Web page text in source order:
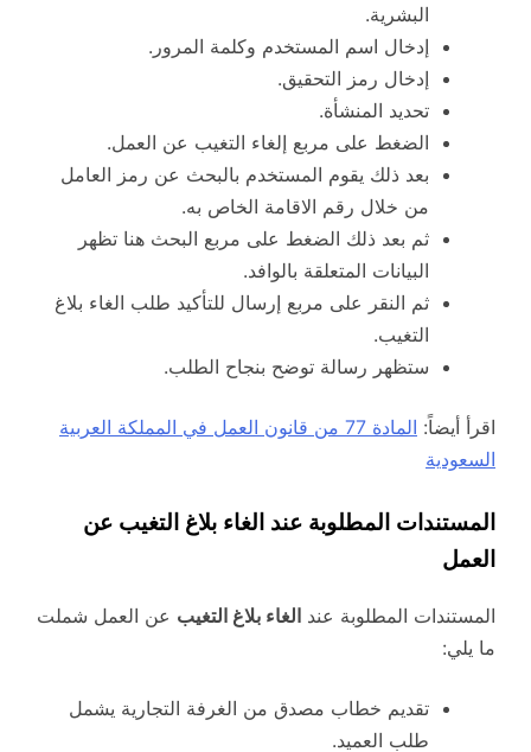
البشرية.
إدخال اسم المستخدم وكلمة المرور.
إدخال رمز التحقيق.
تحديد المنشأة.
الضغط على مربع إلغاء التغيب عن العمل.
بعد ذلك يقوم المستخدم بالبحث عن رمز العامل
من خلال رقم الاقامة الخاص به.
ثم بعد ذلك الضغط على مربع البحث هنا تظهر
البيانات المتعلقة بالوافد.
ثم النقر على مربع إرسال للتأكيد طلب الغاء بلاغ
التغيب.
ستظهر رسالة توضح بنجاح الطلب.
اقرأ أيضاً:
المادة 77 من قانون العمل في المملكة العربية
السعودية
المستندات المطلوبة عند الغاء بلاغ التغيب عن
العمل
المستندات المطلوبة عند الغاء بلاغ التغيب عن العمل شملت
ما يلي:
تقديم خطاب مصدق من الغرفة التجارية يشمل
طلب العميد.